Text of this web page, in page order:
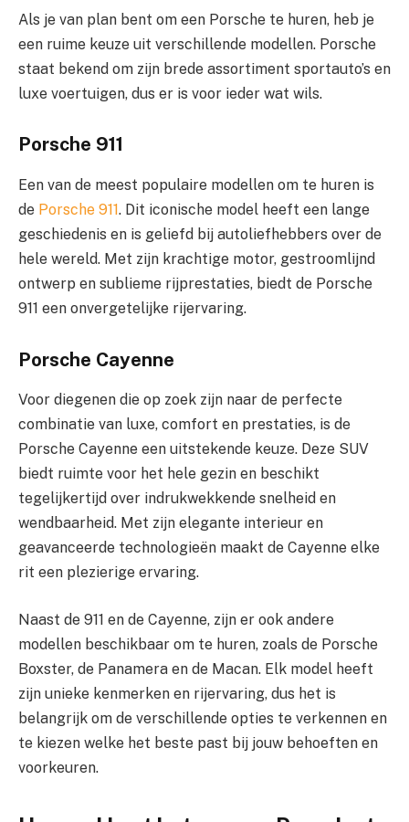
Als je van plan bent om een Porsche te huren, heb je
een ruime keuze uit verschillende modellen. Porsche
staat bekend om zijn brede assortiment sportauto’s en
luxe voertuigen, dus er is voor ieder wat wils.
Porsche 911
Een van de meest populaire modellen om te huren is
de Porsche 911. Dit iconische model heeft een lange
geschiedenis en is geliefd bij autoliefhebbers over de
hele wereld. Met zijn krachtige motor, gestroomlijnd
ontwerp en sublieme rijprestaties, biedt de Porsche
911 een onvergetelijke rijervaring.
Porsche Cayenne
Voor diegenen die op zoek zijn naar de perfecte
combinatie van luxe, comfort en prestaties, is de
Porsche Cayenne een uitstekende keuze. Deze SUV
biedt ruimte voor het hele gezin en beschikt
tegelijkertijd over indrukwekkende snelheid en
wendbaarheid. Met zijn elegante interieur en
geavanceerde technologieën maakt de Cayenne elke
rit een plezierige ervaring.
Naast de 911 en de Cayenne, zijn er ook andere
modellen beschikbaar om te huren, zoals de Porsche
Boxster, de Panamera en de Macan. Elk model heeft
zijn unieke kenmerken en rijervaring, dus het is
belangrijk om de verschillende opties te verkennen en
te kiezen welke het beste past bij jouw behoeften en
voorkeuren.